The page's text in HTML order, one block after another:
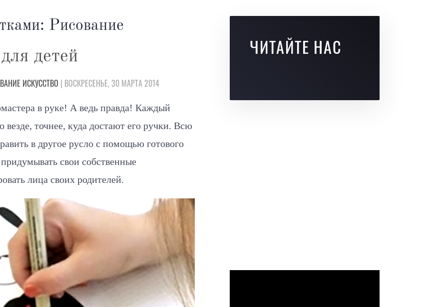
Рисование
детей
ИСКУССТВО | ВОСКРЕСЕНЬЕ, 30 МАРТА 2014
в руке! А ведь правда! Каждый
везде, точнее, куда достают его ручки. Всю
в другое русло с помощью готового
свои собственные
лица своих родителей.
ЧИТАЙТЕ НАС